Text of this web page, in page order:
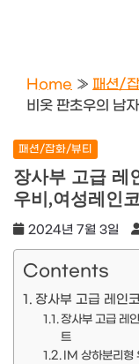
Home » 패션/
비옷 판초우의 남
패션/잡화/뷰티
장사부 고급 레
우비,여성레인
2024년 7월 3일
Contents
장사부 고급 레인
장사부 고급 레
트
IM 상하분리